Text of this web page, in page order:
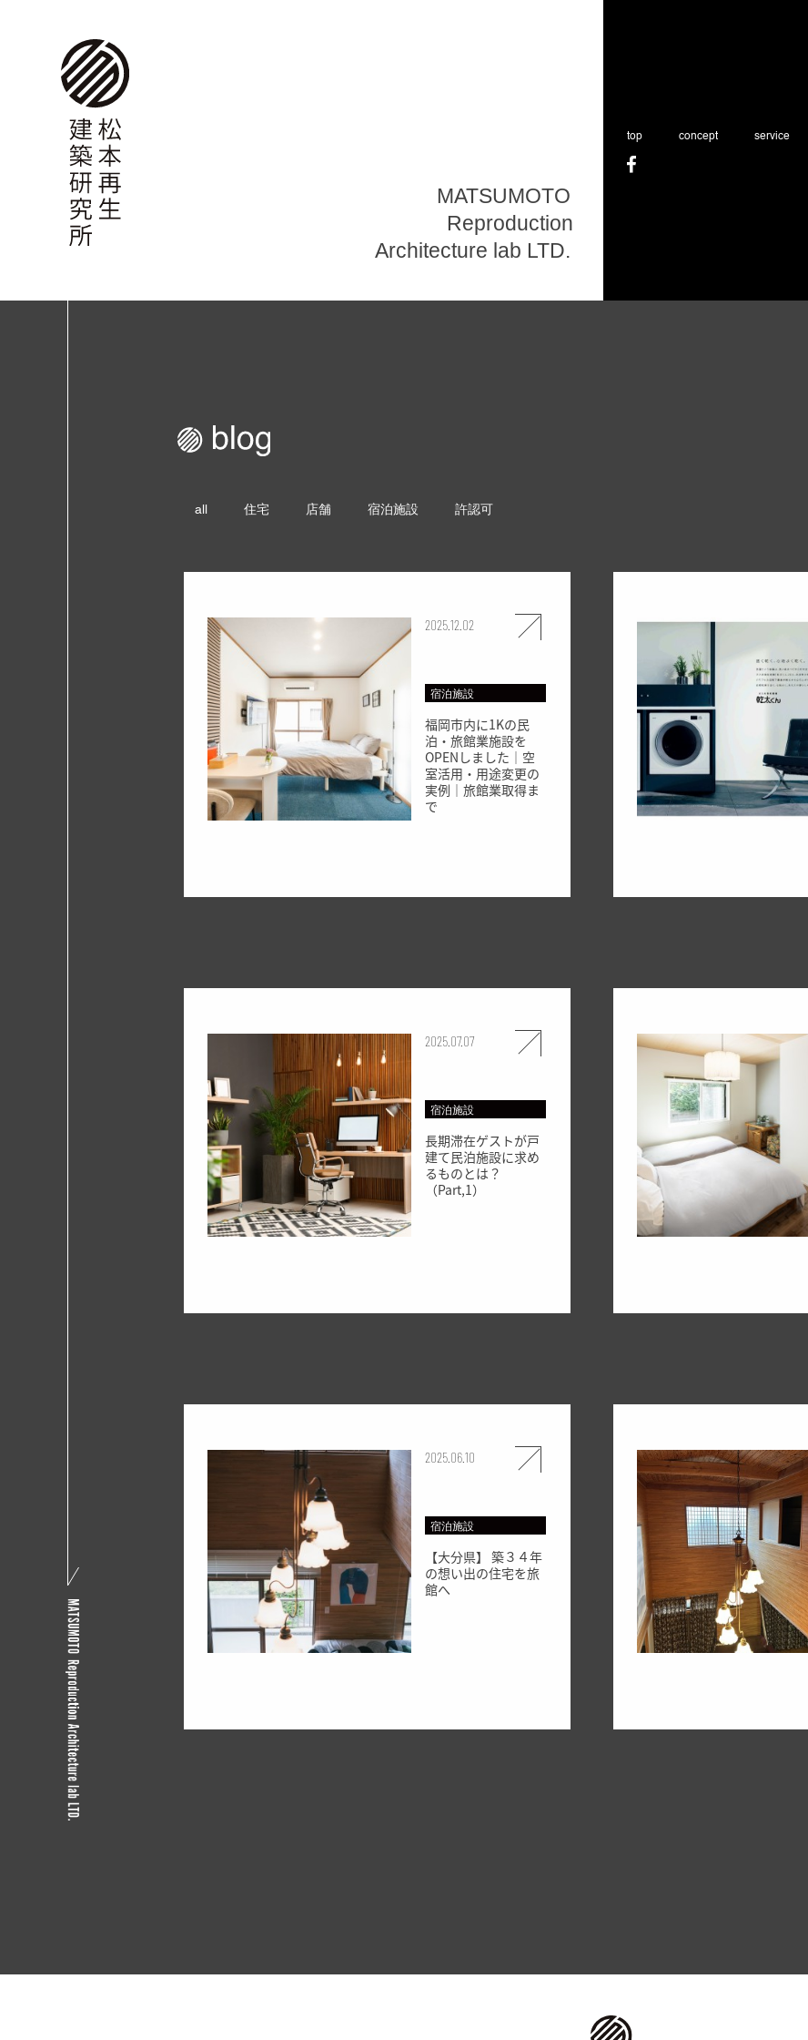
top concept service
all 住宅 店舗 宿泊施設 許認可
2025.12.02
宿泊施設
福岡市内に1Kの民
泊・旅館業施設を
OPENしました｜空
室活用・用途変更の
実例｜旅館業取得ま
で
2025.07.07
宿泊施設
長期滞在ゲストが戸
建て民泊施設に求め
るものとは？
（Part,1）
2025.06.10
宿泊施設
【大分県】 築３４年
の想い出の住宅を旅
館へ